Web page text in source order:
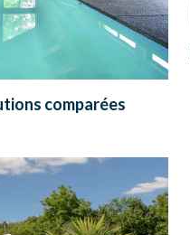
comparées